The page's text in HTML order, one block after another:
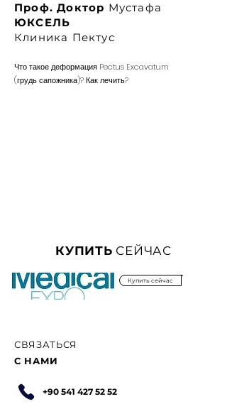
Проф. Доктор Мустафа
ЮКСЕЛЬ
Клиника Пектус
Что такое деформация Pectus Excavatum
(грудь сапожника)? Как лечить?
КУПИТЬ СЕЙЧАС
Купить сейчас
СВЯЗАТЬСЯ
С НАМИ
+90 541 427 52 52